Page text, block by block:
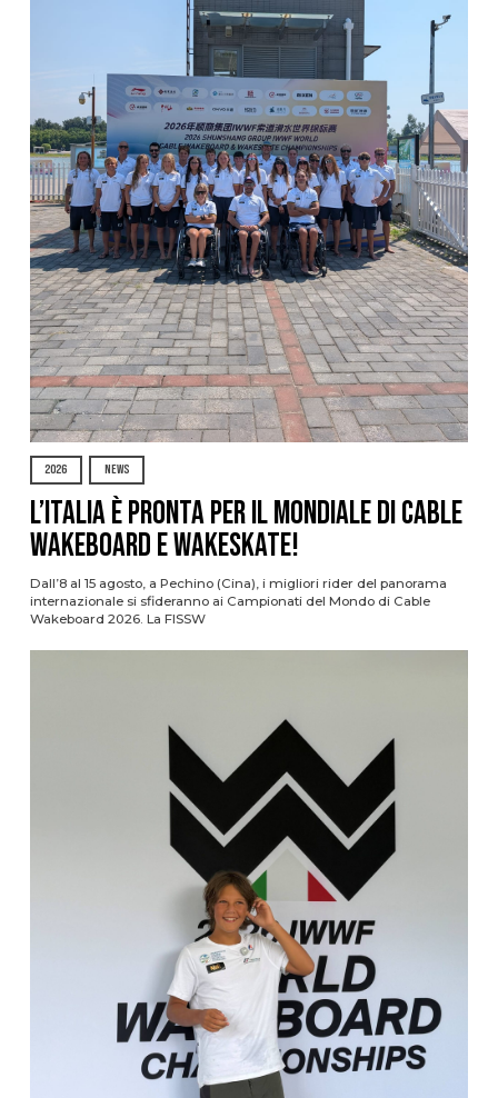
2026 NEWS
L’Italia è pronta per il Mondiale di Cable
Wakeboard e Wakeskate!
Dall’8 al 15 agosto, a Pechino (Cina), i migliori rider del panorama
internazionale si sfideranno ai Campionati del Mondo di Cable
Wakeboard 2026. La FISSW